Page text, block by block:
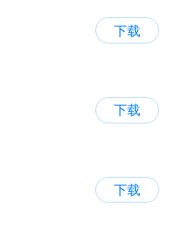
下载
下载
下载